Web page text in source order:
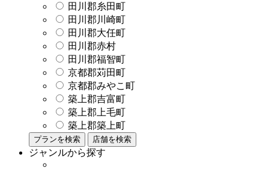
田川郡糸田町
田川郡川崎町
田川郡大任町
田川郡赤村
田川郡福智町
京都郡苅田町
京都郡みやこ町
築上郡吉富町
築上郡上毛町
築上郡築上町
プランを検索 店舗を検索
ジャンルから探す